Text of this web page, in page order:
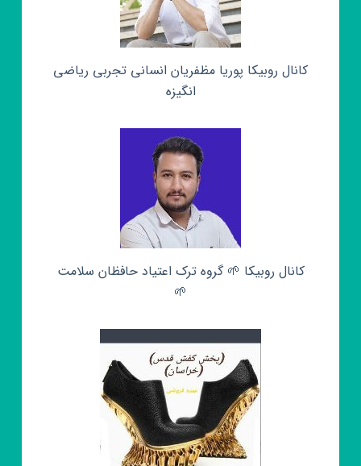
کانال روبیکا پوریا مظفریان انسانی تجربی ریاضی
انگیزه
کانال روبیکا 🌱 گروه ترک اعتیاد حافظان سلامت
🌱